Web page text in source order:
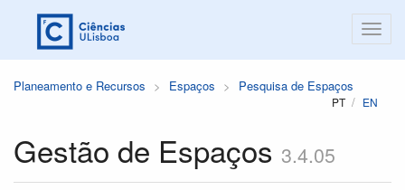
Planeamento e Recursos Espaços Pesquisa de Espaços
PT EN
Gestão de Espaços 3.4.05